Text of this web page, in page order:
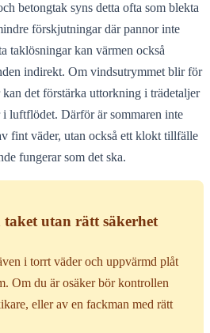
betongtak syns detta ofta som blekta
förskjutningar där pannor inte
taklösningar kan värmen också
indirekt. Om vindsutrymmet blir för
det förstärka uttorkning i trädetaljer
luftflödet. Därför är sommaren inte
fint väder, utan också ett klokt tillfälle
fungerar som det ska.
utan rätt säkerhet
i torrt väder och uppvärmd plåt
Om du är osäker bör kontrollen
eller av en fackman med rätt